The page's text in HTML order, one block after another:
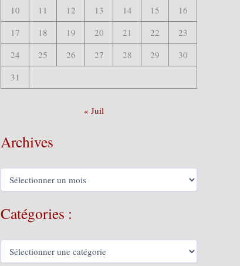
10
11 12 13 14 15
16
17
18 19 20 21 22
23
24
25 26 27 28 29
30
31
« Juil
Archives
A
h
i
e
Catégories :
C